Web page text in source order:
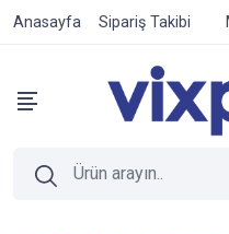
Anasayfa Sipariş Takibi